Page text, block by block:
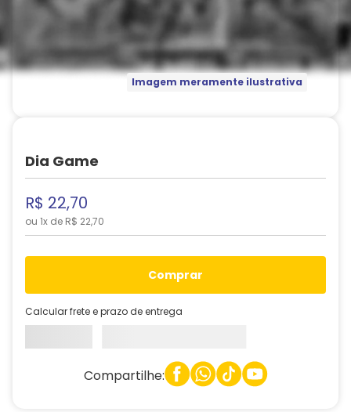
Imagem meramente ilustrativa
Dia Game
R$ 22,70
ou 1x de R$ 22,70
comprar
Calcular frete e prazo de entrega
Compartilhe: